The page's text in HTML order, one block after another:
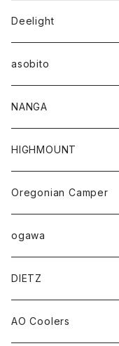
Deelight
asobito
NANGA
HIGHMOUNT
Oregonian Camper
ogawa
DIETZ
AO Coolers